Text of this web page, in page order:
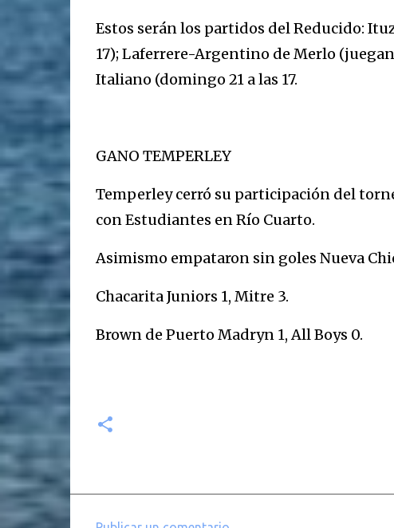
Estos serán los partidos del Reducido:
17); Laferrere-Argentino de Merlo
Italiano (domingo 21 a las 17.
GANO TEMPERLEY
Temperley cerró su participación del
con Estudiantes en Río Cuarto.
Asimismo empataron sin goles Nueva
Chacarita Juniors 1, Mitre 3.
Brown de Puerto Madryn 1, All Boys 0.